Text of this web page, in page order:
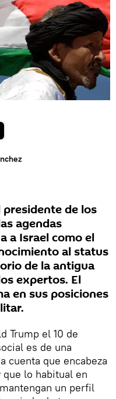
de los
agendas
a Israel como el
al status
de la antigua
expertos. El
en sus posiciones
Trump el 10 de
es de una
cuenta que encabeza
lo habitual en
un perfil